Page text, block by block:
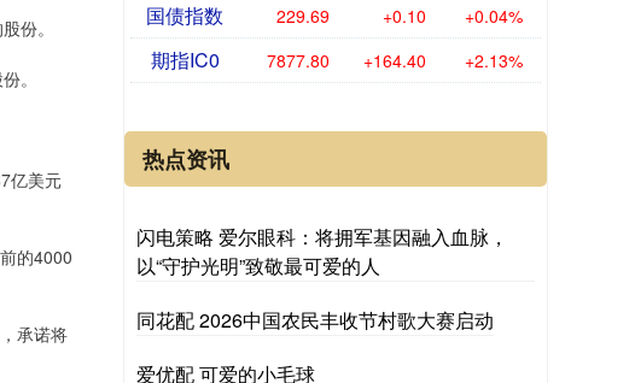
份。
。
亿美元
的4000
承诺将
国债指数 229.69 +0.10 +0.04%
期指IC0 7877.80 +164.40 +2.13%
热点资讯
闪电策略 爱尔眼科：将拥军基因融入血脉，
以“守护光明”致敬最可爱的人
同花配 2026中国农民丰收节村歌大赛启动
爱优配 可爱的小毛球